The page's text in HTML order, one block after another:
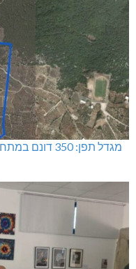
מגדל תפן: 350 דונם במתחם חדש